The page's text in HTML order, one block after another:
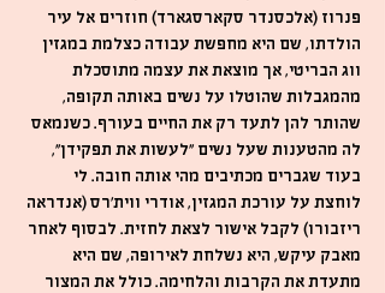
פנרוז (אלכסנדר סקארסגארד) חוזרים אל עיר
הולדתו, שם היא מחפשת עבודה כצלמת במגזין
ווג הבריטי, אך מוצאת את עצמה מתוסכלת
מהמגבלות שהוטלו על נשים באותה תקופה,
שהותר להן לתעד רק את החיים בעורף. כשנמאס
לה מהטענות שעל נשים "לעשות את תפקידן",
בעוד שגברים מכתיבים מהי אותה חובה. לי
לוחצת על עורכת המגזין, אודרי ווית'רס (אנדראה
ריזבורו) לקבל אישור לצאת לחזית. לבסוף לאחר
מאבק עיקש, היא נשלחת לאירופה, שם היא
מתעדת את הקרבות והלחימה. כולל את המצור